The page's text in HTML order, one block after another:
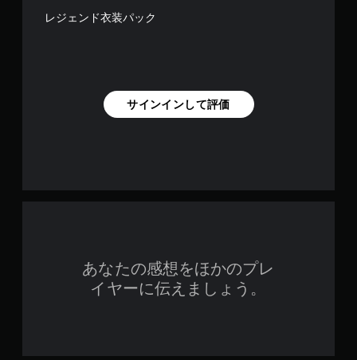
レジェンド衣装パック
サインインして評価
あなたの感想をほかのプレ
イヤーに伝えましょう。